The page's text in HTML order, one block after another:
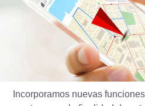
Incorporamos nuevas